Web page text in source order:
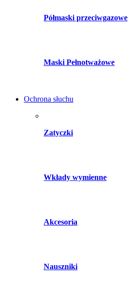
Półmaski przeciwgazowe
Maski Pełnotważowe
Ochrona słuchu
Zatyczki
Wkłady wymienne
Akcesoria
Nauszniki